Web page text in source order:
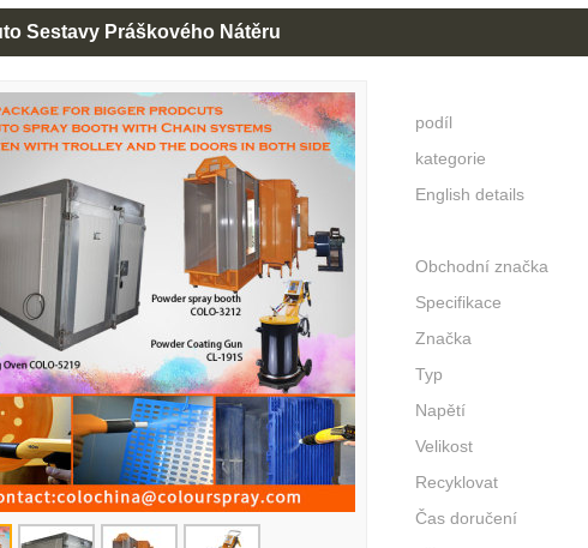
Sestavy Práškového Nátěru
podíl
kategorie
English details
Obchodní značka
Specifikace
Značka
Typ
Napětí
Velikost
Recyklovat
Čas doručení